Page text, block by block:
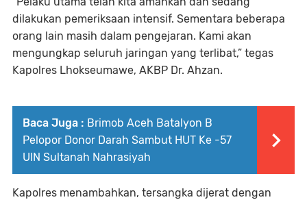
dilakukan pemeriksaan intensif. Sementara beberapa
orang lain masih dalam pengejaran. Kami akan
mengungkap seluruh jaringan yang terlibat,” tegas
Kapolres Lhokseumawe, AKBP Dr. Ahzan.
Baca Juga : Brimob Aceh Batalyon B
Pelopor Donor Darah Sambut HUT Ke -57
UIN Sultanah Nahrasiyah
Kapolres menambahkan, tersangka dijerat dengan